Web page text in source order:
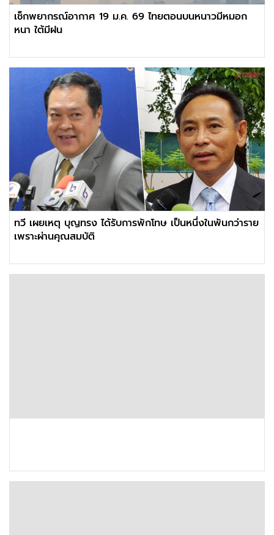
เช็กพยากรณ์อากาศ 19 ม.ค. 69 ไทยตอนบนหนาวมีหมอก
หนา ใต้มีฝน
ทวี เผยเหตุ บุญทรง ได้รับการพักโทษ เป็นหนึ่งในพันกว่าราย
เพราะผ่านคุณสมบัติ